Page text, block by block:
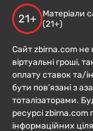
21+
Матеріали
(21+)
Сайт zbirna.com не
віртуальні гроші,
оплату ставок та/
бути пов’язані з
тоталізаторами.
ресурсі zbirna.com
інформаційних